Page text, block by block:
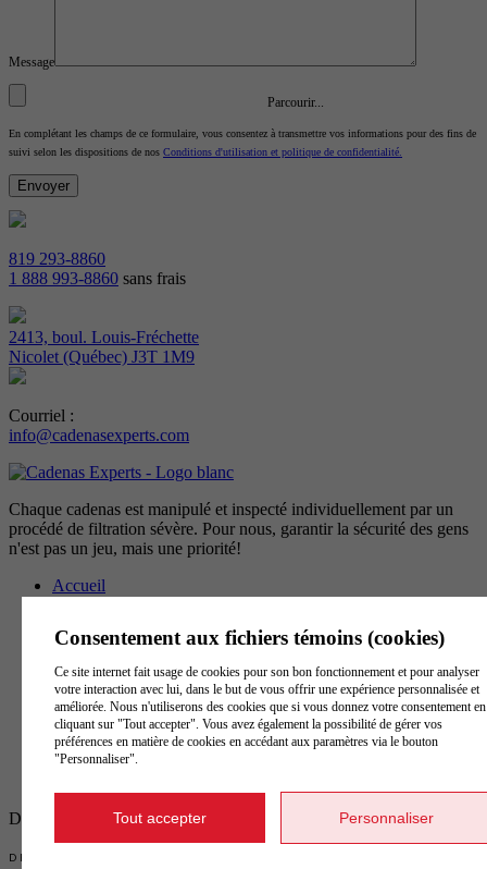
Message
Parcourir...
En complétant les champs de ce formulaire, vous consentez à transmettre vos informations pour des fins de
suivi selon les dispositions de nos Conditions d'utilisation et politique de confidentialité.
819 293-8860
1 888 993-8860 sans frais
2413, boul. Louis-Fréchette
Nicolet (Québec) J3T 1M9
Courriel :
info@cadenasexperts.com
Chaque cadenas est manipulé et inspecté individuellement par un
procédé de filtration sévère. Pour nous, garantir la sécurité des gens
n'est pas un jeu, mais une priorité!
Accueil
Cadenassage forcé à clé captive
Fabrication et conception
Catalogue en ligne
Étude de cas
Nous joindre
Glossaire des termes
Conditions d’utilisation et politique de confidentialité
Décrivez-nous votre besoin, et nous vous le fabriquerons!
DESIGN
Consentement aux fichiers témoins (cookies)
Ce site internet fait usage de cookies pour son bon fonctionnement et pour analyser
votre interaction avec lui, dans le but de vous offrir une expérience personnalisée et
améliorée. Nous n'utiliserons des cookies que si vous donnez votre consentement en
cliquant sur "Tout accepter". Vous avez également la possibilité de gérer vos
préférences en matière de cookies en accédant aux paramètres via le bouton
"Personnaliser".
Tout accepter Personnaliser